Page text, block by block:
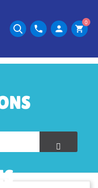
phone person shopping_cart
0